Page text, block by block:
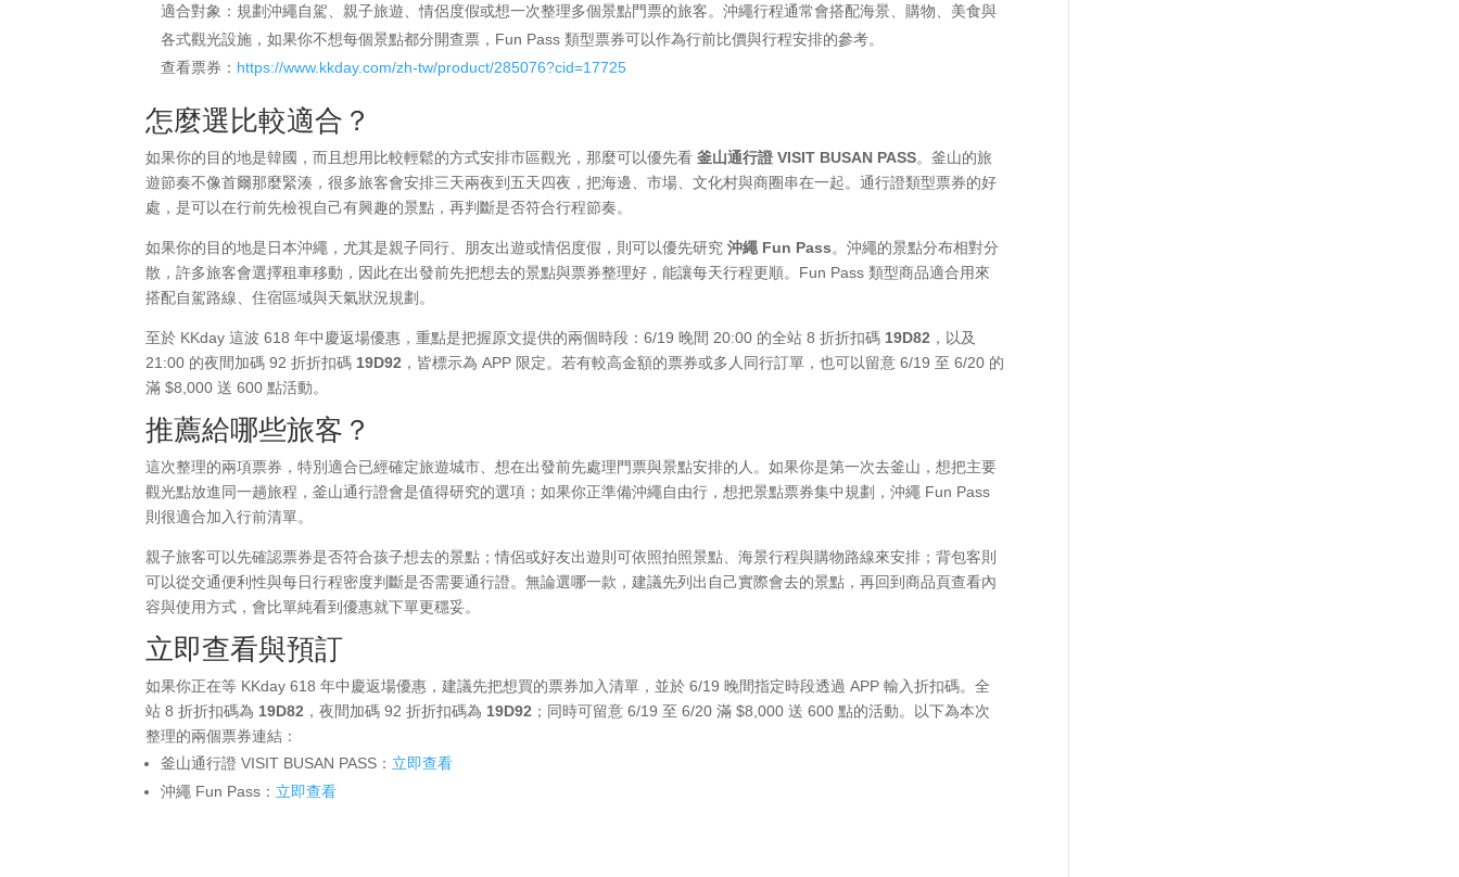
適合對象：規劃沖繩自駕、親子旅遊、情侶度假或想一次整理多個景點門票的旅客。沖繩行程通常會搭配海景、購物、美食與
各式觀光設施，如果你不想每個景點都分開查票，Fun Pass 類型票券可以作為行前比價與行程安排的參考。
查看票券： https://www.kkday.com/zh-tw/product/285076?cid=17725
怎麼選比較適合？
如果你的目的地是韓國，而且想用比較輕鬆的方式安排市區觀光，那麼可以優先看釜山通行證 VISIT BUSAN PASS。釜山的旅
遊節奏不像首爾那麼緊湊，很多旅客會安排三天兩夜到五天四夜，把海邊、市場、文化村與商圈串在一起。通行證類型票券的好
處，是可以在行前先檢視自己有興趣的景點，再判斷是否符合行程節奏。
如果你的目的地是日本沖繩，尤其是親子同行、朋友出遊或情侶度假，則可以優先研究沖繩 Fun Pass。沖繩的景點分布相對分
散，許多旅客會選擇租車移動，因此在出發前先把想去的景點與票券整理好，能讓每天行程更順。Fun Pass 類型商品適合用來
搭配自駕路線、住宿區域與天氣狀況規劃。
至於 KKday 這波 618 年中慶返場優惠，重點是把握原文提供的兩個時段：6/19 晚間 20:00 的全站 8 折折扣碼 19D82 ，以及
21:00 的夜間加碼 92 折折扣碼 19D92 ，皆標示為 APP 限定。若有較高金額的票券或多人同行訂單，也可以留意 6/19 至 6/20 的
滿 $8,000 送 600 點活動。
推薦給哪些旅客？
這次整理的兩項票券，特別適合已經確定旅遊城市、想在出發前先處理門票與景點安排的人。如果你是第一次去釜山，想把主要
觀光點放進同一趟旅程，釜山通行證會是值得研究的選項；如果你正準備沖繩自由行，想把景點票券集中規劃，沖繩 Fun Pass
則很適合加入行前清單。
親子旅客可以先確認票券是否符合孩子想去的景點；情侶或好友出遊則可依照拍照景點、海景行程與購物路線來安排；背包客則
可以從交通便利性與每日行程密度判斷是否需要通行證。無論選哪一款，建議先列出自己實際會去的景點，再回到商品頁查看內
容與使用方式，會比單純看到優惠就下單更穩妥。
立即查看與預訂
如果你正在等 KKday 618 年中慶返場優惠，建議先把想買的票券加入清單，並於 6/19 晚間指定時段透過 APP 輸入折扣碼。全
站 8 折折扣碼為 19D82 ，夜間加碼 92 折折扣碼為 19D92 ；同時可留意 6/19 至 6/20 滿 $8,000 送 600 點的活動。以下為本次
整理的兩個票券連結：
釜山通行證 VISIT BUSAN PASS： 立即查看
沖繩 Fun Pass： 立即查看